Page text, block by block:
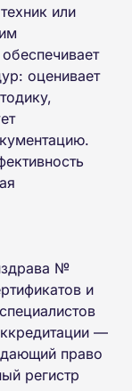
или
оценивает
№
и
—
право
регистр